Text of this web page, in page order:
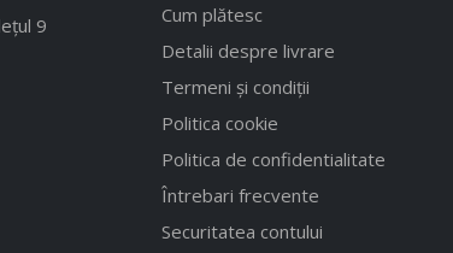
9
Cum plătesc
Detalii despre livrare
Termeni și condiții
Politica cookie
Politica de confidentialitate
Întrebari frecvente
Securitatea contului